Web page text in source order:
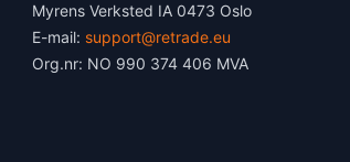
Myrens Verksted IA 0473 Oslo
E-mail: support@retrade.eu
Org.nr: NO 990 374 406 MVA